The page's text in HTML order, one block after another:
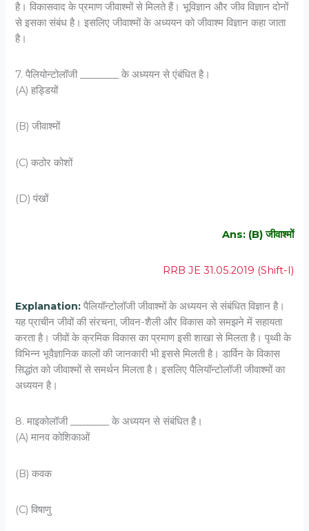
है। विकासवाद के प्रमाण जीवाश्मों से मिलते हैं। भूविज्ञान और जीव विज्ञान दोनों
से इसका संबंध है। इसलिए जीवाश्मों के अध्ययन को जीवाश्म विज्ञान कहा जाता
है।
7. पैलियोन्‍टोलॉजी ________ के अध्‍ययन से एंबंधित है।
(A) हड्डियों
(B) जीवाश्‍मों
(C) कठोर कोशों
(D) पंखों
Ans: (B) जीवाश्‍मों
RRB JE 31.05.2019 (Shift-I)
Explanation:पैलियॉन्टोलॉजी जीवाश्मों के अध्ययन से संबंधित विज्ञान है।
यह प्राचीन जीवों की संरचना, जीवन-शैली और विकास को समझने में सहायता
करता है। जीवों के क्रमिक विकास का प्रमाण इसी शाखा से मिलता है। पृथ्वी के
विभिन्न भूवैज्ञानिक कालों की जानकारी भी इससे मिलती है। डार्विन के विकास
सिद्धांत को जीवाश्मों से समर्थन मिलता है। इसलिए पैलियॉन्टोलॉजी जीवाश्मों का
अध्ययन है।
8. माइकोलॉजी ________ के अध्‍ययन से संबंधित है।
(A) मानव कोशिकाओं
(B) कवक
(C) विषाणु